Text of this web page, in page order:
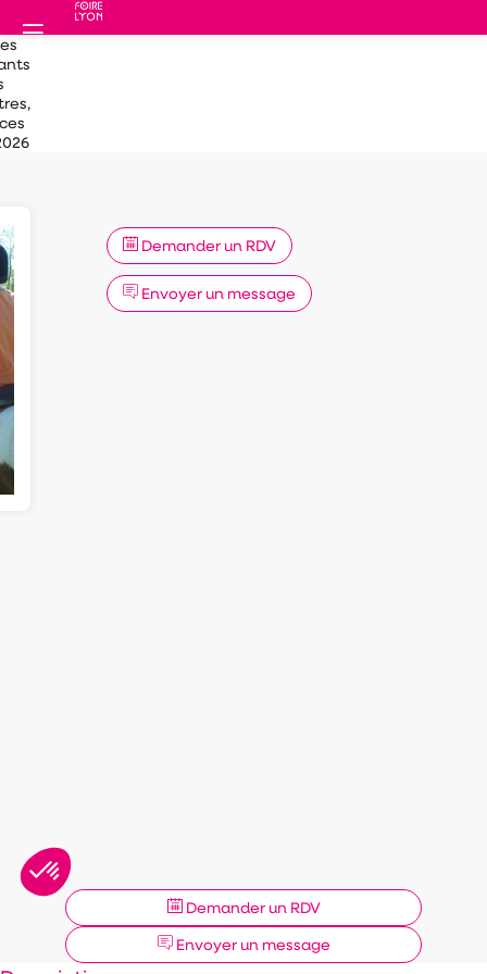
Demander un RDV
Envoyer un message
Demander un RDV
Envoyer un message